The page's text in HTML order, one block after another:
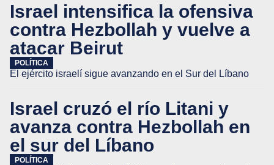
Israel intensifica la ofensiva
contra Hezbollah y vuelve a
atacar Beirut
POLÍTICA
El ejército israelí sigue avanzando en el Sur del Líbano
Israel cruzó el río Litani y
avanza contra Hezbollah en
el sur del Líbano
POLÍTICA